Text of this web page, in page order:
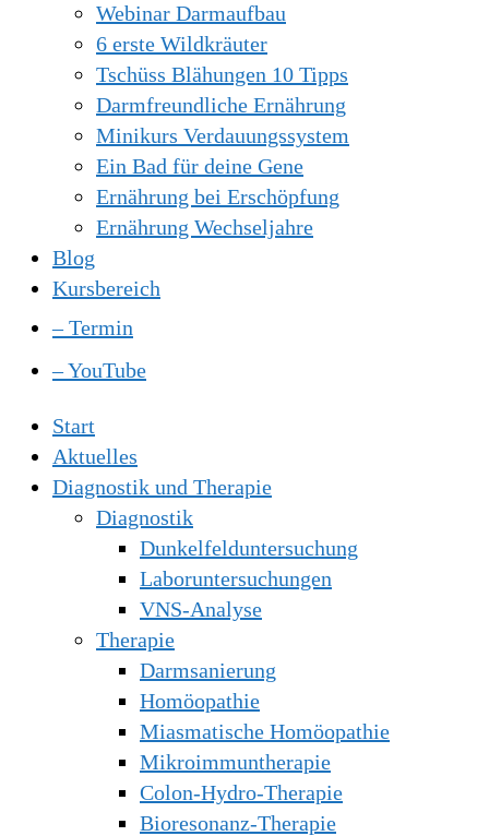
Webinar Darmaufbau
6 erste Wildkräuter
Tschüss Blähungen 10 Tipps
Darmfreundliche Ernährung
Minikurs Verdauungssystem
Ein Bad für deine Gene
Ernährung bei Erschöpfung
Ernährung Wechseljahre
Blog
Kursbereich
– Termin
– YouTube
Start
Aktuelles
Diagnostik und Therapie
Diagnostik
Dunkelfelduntersuchung
Laboruntersuchungen
VNS-Analyse
Therapie
Darmsanierung
Homöopathie
Miasmatische Homöopathie
Mikroimmuntherapie
Colon-Hydro-Therapie
Bioresonanz-Therapie